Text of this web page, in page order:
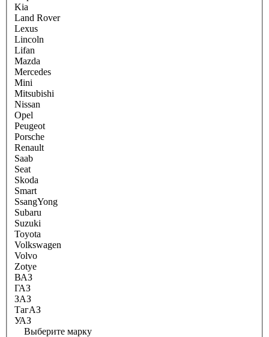
Kia
Land Rover
Lexus
Lincoln
Lifan
Mazda
Mercedes
Mini
Mitsubishi
Nissan
Opel
Peugeot
Porsche
Renault
Saab
Seat
Skoda
Smart
SsangYong
Subaru
Suzuki
Toyota
Volkswagen
Volvo
Zotye
ВАЗ
ГАЗ
ЗАЗ
ТагАЗ
УАЗ
Выберите марку